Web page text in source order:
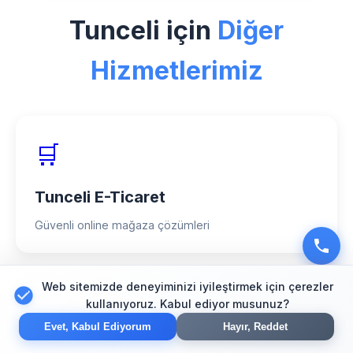
proje ve %98 müşteri memnuniyeti
oranımızla hizmet veriyoruz.
Tunceli için Diğer
Hizmetlerimiz
🛒
Tunceli E-Ticaret
Güvenli online mağaza çözümleri
🔍
Web sitemizde deneyiminizi iyileştirmek için çerezler
kullanıyoruz. Kabul ediyor musunuz?
Evet, Kabul Ediyorum Hayır, Reddet